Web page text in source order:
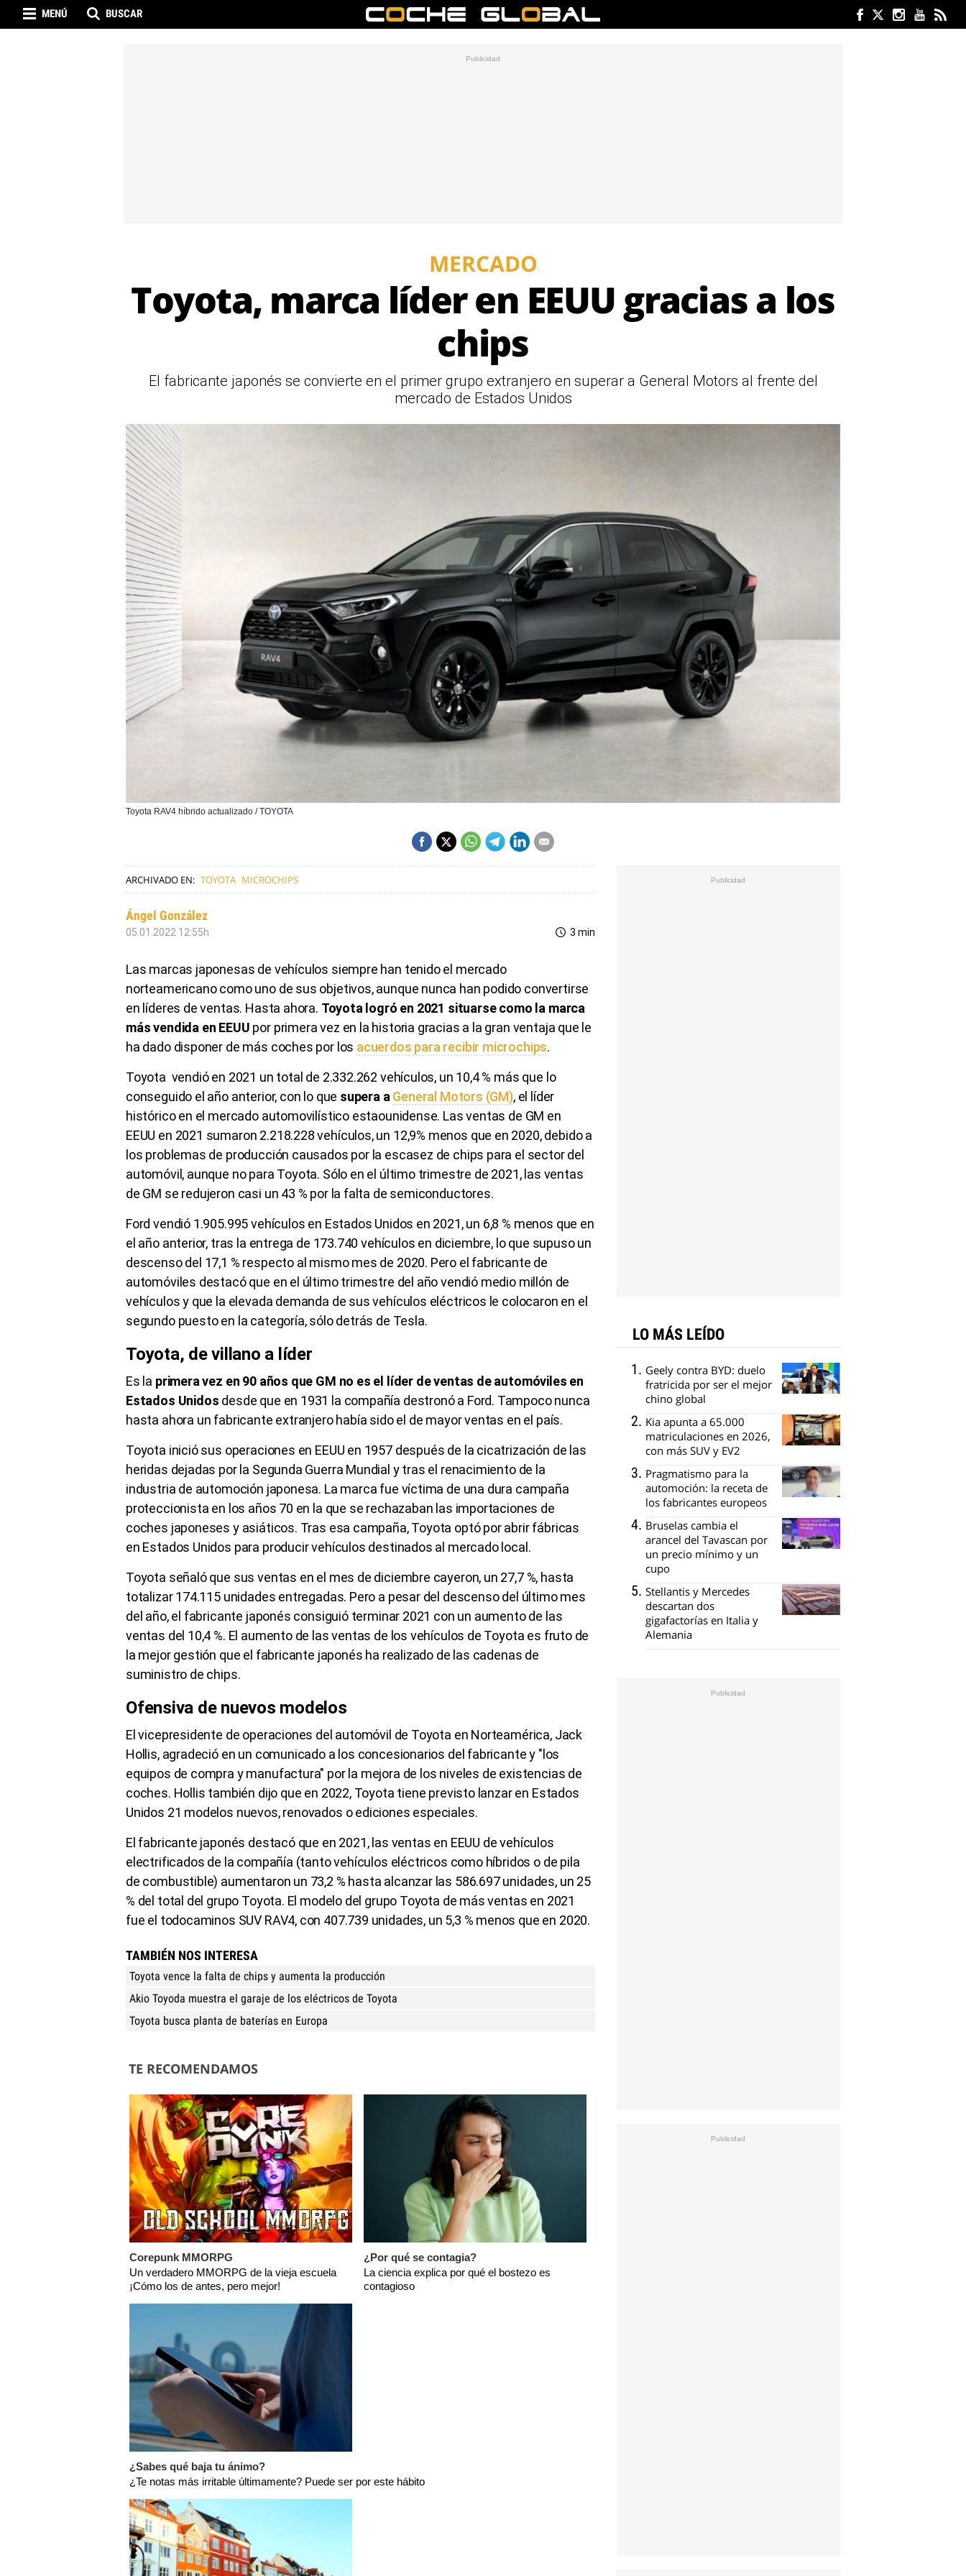
MENÚ BUSCAR
MERCADO
Toyota, marca líder en EEUU gracias a los
chips
El fabricante japonés se convierte en el primer grupo extranjero en superar a General Motors al frente del
mercado de Estados Unidos
Toyota RAV4 híbrido actualizado / TOYOTA
ARCHIVADO EN: TOYOTA MICROCHIPS
Ángel González
05.01.2022 12:55h 3 min
Las marcas japonesas de vehículos siempre han tenido el mercado
norteamericano como uno de sus objetivos, aunque nunca han podido convertirse
en líderes de ventas. Hasta ahora. Toyota logró en 2021 situarse como la marca
más vendida en EEUU por primera vez en la historia gracias a la gran ventaja que le
ha dado disponer de más coches por los acuerdos para recibir microchips.
Toyota vendió en 2021 un total de 2.332.262 vehículos, un 10,4 % más que lo
conseguido el año anterior, con lo que supera a General Motors (GM), el líder
histórico en el mercado automovilístico estaounidense. Las ventas de GM en
EEUU en 2021 sumaron 2.218.228 vehículos, un 12,9% menos que en 2020, debido a
los problemas de producción causados por la escasez de chips para el sector del
automóvil, aunque no para Toyota. Sólo en el último trimestre de 2021, las ventas
de GM se redujeron casi un 43 % por la falta de semiconductores.
Ford vendió 1.905.995 vehículos en Estados Unidos en 2021, un 6,8 % menos que en
el año anterior, tras la entrega de 173.740 vehículos en diciembre, lo que supuso un
descenso del 17,1 % respecto al mismo mes de 2020. Pero el fabricante de
automóviles destacó que en el último trimestre del año vendió medio millón de
vehículos y que la elevada demanda de sus vehículos eléctricos le colocaron en el
segundo puesto en la categoría, sólo detrás de Tesla.
Toyota, de villano a líder
Es la primera vez en 90 años que GM no es el líder de ventas de automóviles en
Estados Unidos desde que en 1931 la compañía destronó a Ford. Tampoco nunca
hasta ahora un fabricante extranjero había sido el de mayor ventas en el país.
Toyota inició sus operaciones en EEUU en 1957 después de la cicatrización de las
heridas dejadas por la Segunda Guerra Mundial y tras el renacimiento de la
industria de automoción japonesa. La marca fue víctima de una dura campaña
proteccionista en los años 70 en la que se rechazaban las importaciones de
coches japoneses y asiáticos. Tras esa campaña, Toyota optó por abrir fábricas
en Estados Unidos para producir vehículos destinados al mercado local.
Toyota señaló que sus ventas en el mes de diciembre cayeron, un 27,7 %, hasta
totalizar 174.115 unidades entregadas. Pero a pesar del descenso del último mes
del año, el fabricante japonés consiguió terminar 2021 con un aumento de las
ventas del 10,4 %. El aumento de las ventas de los vehículos de Toyota es fruto de
la mejor gestión que el fabricante japonés ha realizado de las cadenas de
suministro de chips.
Ofensiva de nuevos modelos
El vicepresidente de operaciones del automóvil de Toyota en Norteamérica, Jack
Hollis, agradeció en un comunicado a los concesionarios del fabricante y "los
equipos de compra y manufactura" por la mejora de los niveles de existencias de
coches. Hollis también dijo que en 2022, Toyota tiene previsto lanzar en Estados
Unidos 21 modelos nuevos, renovados o ediciones especiales.
El fabricante japonés destacó que en 2021, las ventas en EEUU de vehículos
electrificados de la compañía (tanto vehículos eléctricos como híbridos o de pila
de combustible) aumentaron un 73,2 % hasta alcanzar las 586.697 unidades, un 25
% del total del grupo Toyota. El modelo del grupo Toyota de más ventas en 2021
fue el todocaminos SUV RAV4, con 407.739 unidades, un 5,3 % menos que en 2020.
TAMBIÉN NOS INTERESA
Toyota vence la falta de chips y aumenta la producción
Akio Toyoda muestra el garaje de los eléctricos de Toyota
Toyota busca planta de baterías en Europa
TE RECOMENDAMOS
Corepunk MMORPG
Un verdadero MMORPG de la vieja escuela
¡Cómo los de antes, pero mejor!
¿Por qué se contagia?
La ciencia explica por qué el bostezo es
contagioso
¿Sabes qué baja tu ánimo?
¿Te notas más irritable últimamente? Puede ser por este hábito
LO MÁS LEÍDO
Geely contra BYD: duelo
fratricida por ser el mejor
chino global
Kia apunta a 65.000
matriculaciones en 2026,
con más SUV y EV2
Pragmatismo para la
automoción: la receta de
los fabricantes europeos
Bruselas cambia el
arancel del Tavascan por
un precio mínimo y un
cupo
Stellantis y Mercedes
descartan dos
gigafactorías en Italia y
Alemania